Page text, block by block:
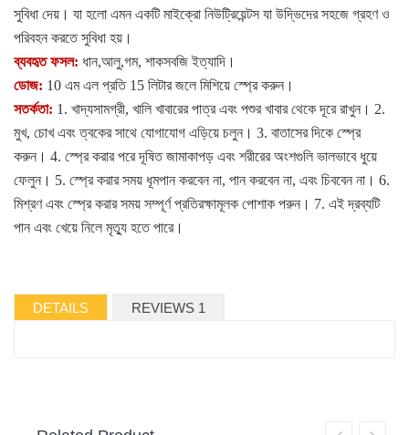
সুবিধা দেয়। যা হলো এমন একটি মাইক্রো নিউট্রিয়েন্টস যা উদ্ভিদের সহজে গ্রহণ ও
পরিবহন করতে সুবিধা হয় ।
ব্যবহৃত ফসল: ধান,আলু,গম, শাকসবজি ইত্যাদি ।
ডোজ: 10 এম এল প্রতি 15 লিটার জলে মিশিয়ে স্প্রে করুন ।
সতর্কতা: 1. খাদ্যসামগ্রী, খালি খাবারের পাত্র এবং পশুর খাবার থেকে দূরে রাখুন। 2.
মুখ, চোখ এবং ত্বকের সাথে যোগাযোগ এড়িয়ে চলুন। 3. বাতাসের দিকে স্প্রে
করুন। 4. স্প্রে করার পরে দূষিত জামাকাপড় এবং শরীরের অংশগুলি ভালভাবে ধুয়ে
ফেলুন। 5. স্প্রে করার সময় ধূমপান করবেন না, পান করবেন না, এবং চিববেন না। 6.
মিশ্রণ এবং স্প্রে করার সময় সম্পূর্ণ প্রতিরক্ষামূলক পোশাক পরুন। 7. এই দ্রব্যটি
পান এবং খেয়ে নিলে মৃত্যু হতে পারে।
DETAILS REVIEWS 1